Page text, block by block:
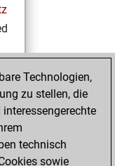
a
Technologien,
zu stellen, die
technisch
sowie